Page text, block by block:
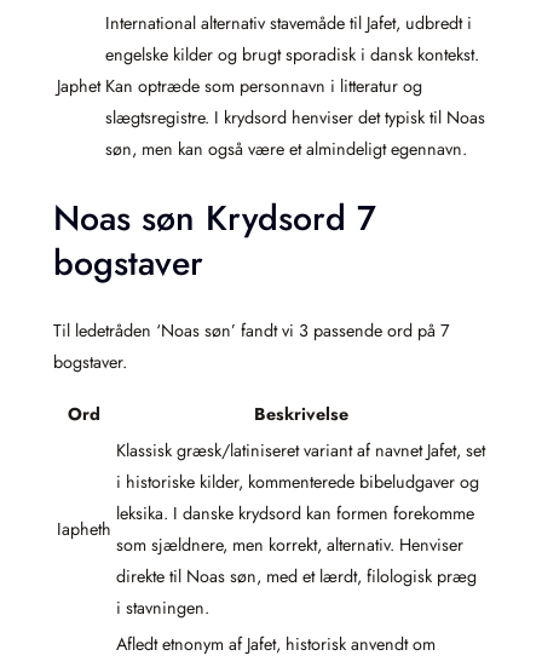
Japhet
International alternativ stavemåde til Jafet, udbredt i
engelske kilder og brugt sporadisk i dansk kontekst.
Kan optræde som personnavn i litteratur og
slægtsregistre. I krydsord henviser det typisk til Noas
søn, men kan også være et almindeligt egennavn.
Noas søn Krydsord 7
bogstaver
Til ledetråden ‘Noas søn’ fandt vi 3 passende ord på 7
bogstaver.
Ord Beskrivelse
Iapheth
Klassisk græsk/latiniseret variant af navnet Jafet, set
i historiske kilder, kommenterede bibeludgaver og
leksika. I danske krydsord kan formen forekomme
som sjældnere, men korrekt, alternativ. Henviser
direkte til Noas søn, med et lærdt, filologisk præg
i stavningen.
Afledt etnonym af Jafet, historisk anvendt om